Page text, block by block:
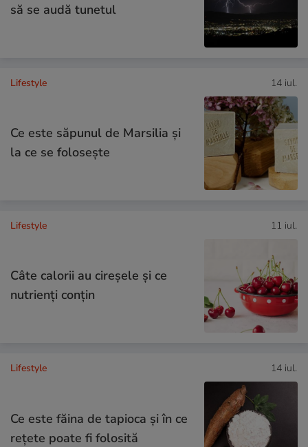
să se audă tunetul
Lifestyle 14 iul.
Ce este săpunul de Marsilia și
la ce se folosește
Lifestyle 11 iul.
Câte calorii au cireșele și ce
nutrienți conțin
Lifestyle 14 iul.
Ce este făina de tapioca și în ce
rețete poate fi folosită